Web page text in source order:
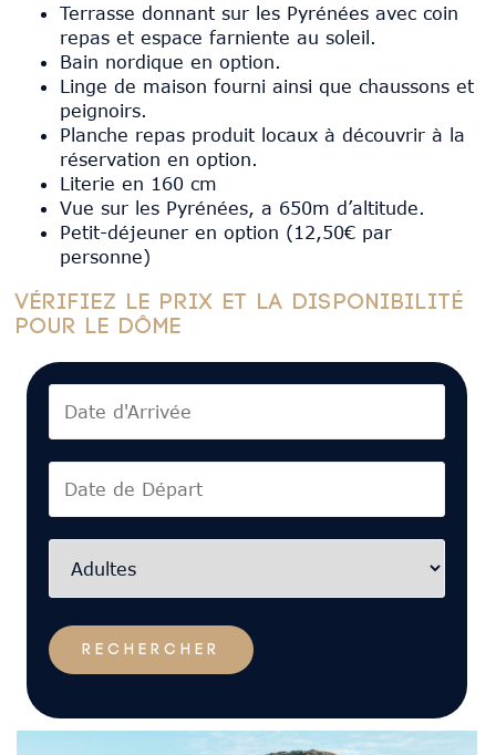
Terrasse donnant sur les Pyrénées avec coin
repas et espace farniente au soleil.
Bain nordique en option.
Linge de maison fourni ainsi que chaussons et
peignoirs.
Planche repas produit locaux à découvrir à la
réservation en option.
Literie en 160 cm
Vue sur les Pyrénées, a 650m d’altitude.
Petit-déjeuner en option (12,50€ par
personne)
Vérifiez le prix et la disponibilité
pour Le Dôme